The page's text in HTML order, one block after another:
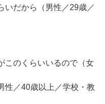
いだから（男性／29歳／
このくらいいるので（女
性／40歳以上／学校・教